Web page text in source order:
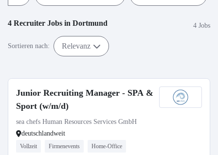
4 Recruiter Jobs in Dortmund 4 Jobs
Sortieren nach: Relevanz
Junior Recruiting Manager - SPA &
Sport (w/m/d)
sea chefs Human Resources Services GmbH
deutschlandweit
Vollzeit Firmenevents Home-Office